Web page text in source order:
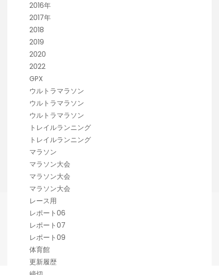
2016年
2017年
2018
2019
2020
2022
GPX
ウルトラマラソン
ウルトラマラソン
ウルトラマラソン
トレイルランニング
トレイルランニング
マラソン
マラソン大会
マラソン大会
マラソン大会
レース用
レポート06
レポート07
レポート09
体育館
更新履歴